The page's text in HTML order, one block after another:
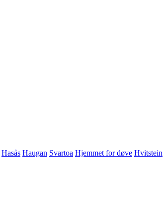
Hasås Haugan Svartoa Hjemmet for døve Hvitstein